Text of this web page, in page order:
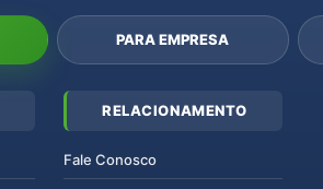
PARA EMPRESA
RELACIONAMENTO
Fale Conosco